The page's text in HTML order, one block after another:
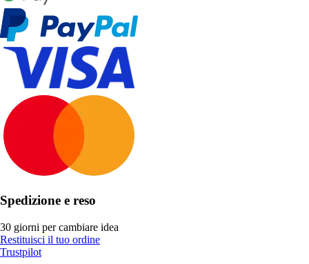
Spedizione e reso
30 giorni per cambiare idea
Restituisci il tuo ordine
Trustpilot